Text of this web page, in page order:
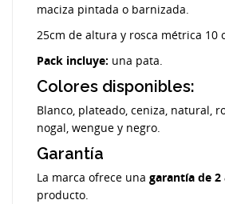
maciza pintada o barnizada.
25cm de altura y rosca métrica 10
Pack incluye: una pata.
Colores disponibles:
Blanco, plateado, ceniza, natural,
nogal, wengue y negro.
Garantía
La marca ofrece una garantía de 2
producto.